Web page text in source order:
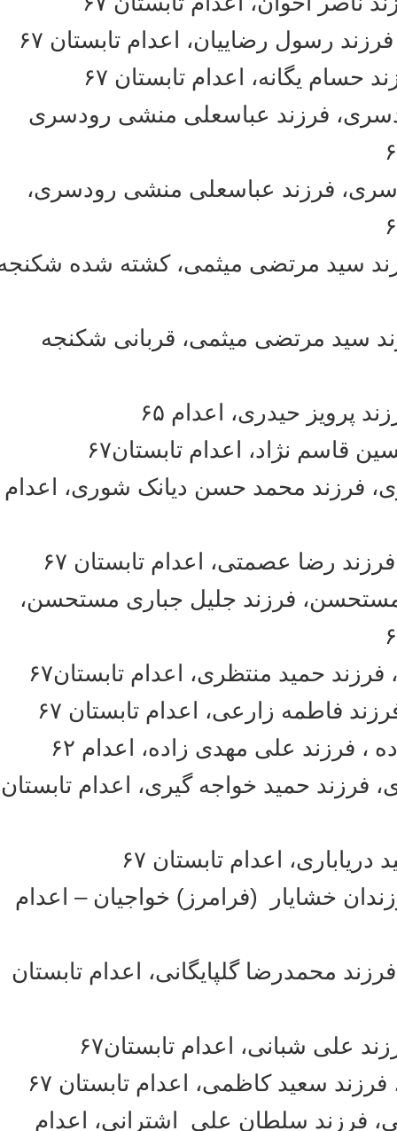
رسول رضاییان، اعدام تابستان ۶۷
حسام یگانه، اعدام تابستان ۶۷
فرزند عباسعلی منشی رودسری
فرزند عباسعلی منشی رودسری،
سید مرتضى میثمى، کشته‌ شده شکنجه
سید مرتضى میثمى، قربانى شکنجه
حیدرى، اعدام ۶۵
نژاد، اعدام تابستان۶۷
فرزند محمد حسن دیانک شوری، اعدام
رضا عصمتی، اعدام تابستان ۶۷
فرزند جلیل جباری مستحسن،
حمید منتظری، اعدام تابستان۶٧
فاطمه زارعی، اعدام تابستان ۶۷
على مهدى زاده، اعدام ۶۲
حمید خواجه گیری، اعدام تابستان
اعدام تابستان ۶۷
خشایار (فرامرز) خواجیان – اعدام
محمدرضا گلپایگانی، اعدام تابستان
شبانی، اعدام تابستان۶٧
سعید کاظمی، اعدام تابستان ۶۷
سلطان علی اشترانی، اعدام